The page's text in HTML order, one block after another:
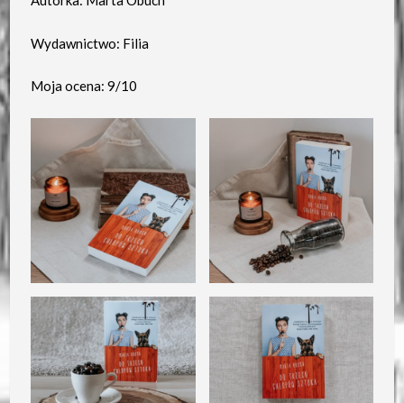
Wydawnictwo: Filia
Moja ocena: 9/10